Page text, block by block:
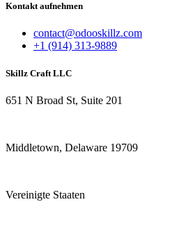
Kontakt aufnehmen
contact@odooskillz.com
+1 (914) 313-9889
Skillz Craft LLC
651 N Broad St, Suite 201
Middletown, Delaware 19709
Vereinigte Staaten